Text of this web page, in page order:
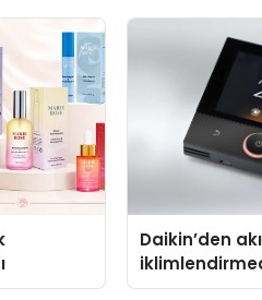
Daikin’den
Madoka Plus